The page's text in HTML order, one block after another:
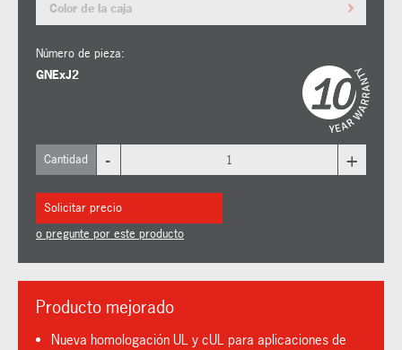
Color de la caja
Número de pieza:
GNExJ2
Cantidad - +
Solicitar precio
o pregunte por este producto
Producto mejorado
Nueva homologación UL y cUL para aplicaciones de